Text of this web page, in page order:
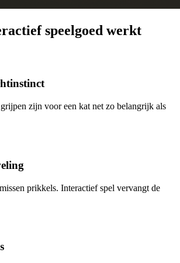
speelgoed werkt
zijn voor een kat net zo belangrijk als
prikkels. Interactief spel vervangt de